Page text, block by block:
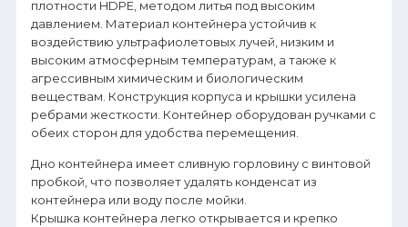
плотности HDPE, методом литья под высоким
давлением. Материал контейнера устойчив к
воздействию ультрафиолетовых лучей, низким и
высоким атмосферным температурам, а также к
агрессивным химическим и биологическим
веществам. Конструкция корпуса и крышки усилена
ребрами жесткости. Контейнер оборудован ручками с
обеих сторон для удобства перемещения.
Дно контейнера имеет сливную горловину с винтовой
пробкой, что позволяет удалять конденсат из
контейнера или воду после мойки.
Крышка контейнера легко открывается и крепко